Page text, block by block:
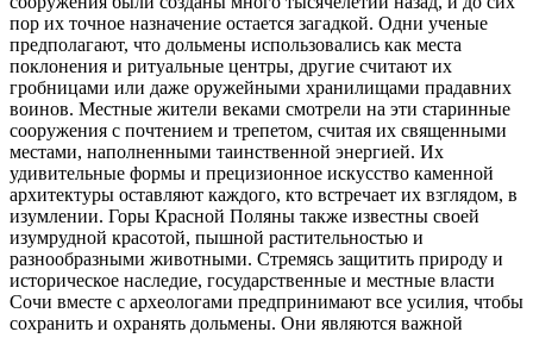
пор их точное назначение остается загадкой. Одни ученые
предполагают, что дольмены использовались как места
поклонения и ритуальные центры, другие считают их
гробницами или даже оружейными хранилищами прадавних
воинов. Местные жители веками смотрели на эти старинные
сооружения с почтением и трепетом, считая их священными
местами, наполненными таинственной энергией. Их
удивительные формы и прецизионное искусство каменной
архитектуры оставляют каждого, кто встречает их взглядом, в
изумлении. Горы Красной Поляны также известны своей
изумрудной красотой, пышной растительностью и
разнообразными животными. Стремясь защитить природу и
историческое наследие, государственные и местные власти
Сочи вместе с археологами предпринимают все усилия, чтобы
сохранить и охранять дольмены. Они являются важной